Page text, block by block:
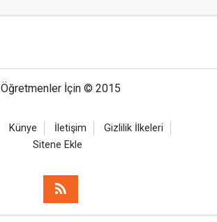
Öğretmenler İçin © 2015
Künye İletişim
Gizlilik İlkeleri
Sitene Ekle